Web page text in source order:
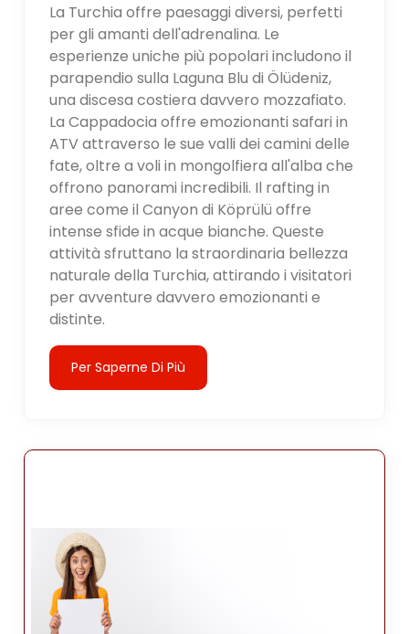
La Turchia offre paesaggi diversi, perfetti
per gli amanti dell'adrenalina. Le
esperienze uniche più popolari includono il
parapendio sulla Laguna Blu di Ölüdeniz,
una discesa costiera davvero mozzafiato.
La Cappadocia offre emozionanti safari in
ATV attraverso le sue valli dei camini delle
fate, oltre a voli in mongolfiera all'alba che
offrono panorami incredibili. Il rafting in
aree come il Canyon di Köprülü offre
intense sfide in acque bianche. Queste
attività sfruttano la straordinaria bellezza
naturale della Turchia, attirando i visitatori
per avventure davvero emozionanti e
distinte.
Per Saperne Di Più